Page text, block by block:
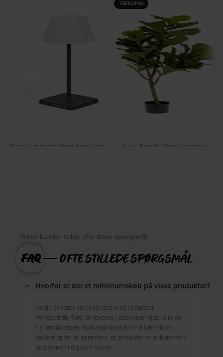
Aluney, Underdørs bordlampe, sort,
TRENDING
Ficus, Kunstig plante, grøn/sort,
Vores kunder stiller ofte disse spørgsmål
FAQ― OFTE STILLEDE SPØRGSMÅL
Hvorfor er der et minimumskøb på visse produkter?
Nogle af vores varer sælges med et fastsat
mindstekøb, fordi de leveres i disse mængder direkte
fra producenten. Som standard deler vi ikke disse
pakker op for at garantere, at produkterne ankommer i
god stand til dig som kunde.